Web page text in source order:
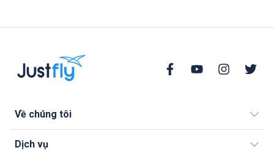
Về chúng tôi
Dịch vụ